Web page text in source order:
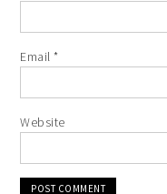
Email*
Website